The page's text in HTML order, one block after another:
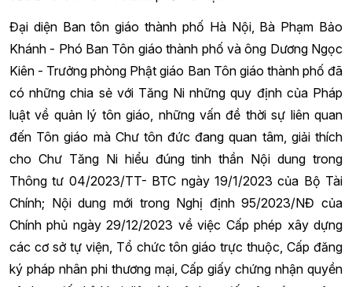
Đại diện Ban tôn giáo thành phố Hà Nội, Bà Phạm Bảo
Khánh - Phó Ban Tôn giáo thành phố và ông Dương Ngọc
Kiên - Trưởng phòng Phật giáo Ban Tôn giáo thành phố đã
có những chia sẻ với Tăng Ni những quy định của Pháp
luật về quản lý tôn giáo, những vấn đề thời sự liên quan
đến Tôn giáo mà Chư tôn đức đang quan tâm, giải thích
cho Chư Tăng Ni hiểu đúng tinh thần Nội dung trong
Thông tư 04/2023/TT- BTC ngày 19/1/2023 của Bộ Tài
Chính; Nội dung mới trong Nghị định 95/2023/NĐ của
Chính phủ ngày 29/12/2023 về việc Cấp phép xây dựng
các cơ sở tự viện, Tổ chức tôn giáo trực thuộc, Cấp đăng
ký pháp nhân phi thương mại, Cấp giấy chứng nhận quyền